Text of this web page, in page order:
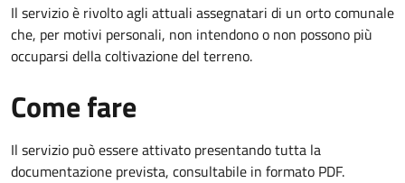
Il servizio è rivolto agli attuali assegnatari di un orto comunale
che, per motivi personali, non intendono o non possono più
occuparsi della coltivazione del terreno.
Come fare
Il servizio può essere attivato presentando tutta la
documentazione prevista, consultabile in formato PDF.